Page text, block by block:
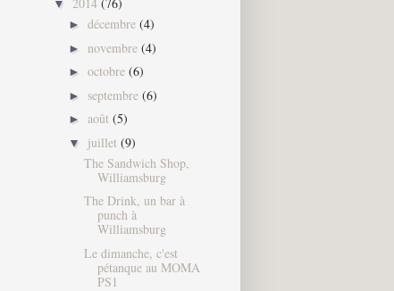
▼
► décembre (4)
► novembre (4)
► octobre (6)
► septembre (6)
► août (5)
▼ juillet (9)
The Sandwich Shop,
Williamsburg
The Drink, un bar à
punch à
Williamsburg
Le dimanche, c'est
pétanque au MOMA
PS1